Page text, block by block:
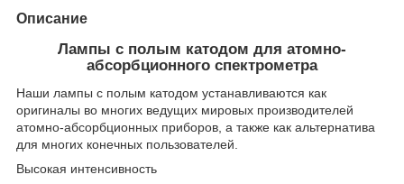
Описание
Лампы с полым катодом для атомно-
абсорбционного спектрометра
Наши лампы с полым катодом устанавливаются как
оригиналы во многих ведущих мировых производителей
атомно-абсорбционных приборов, а также как альтернатива
для многих конечных пользователей.
Высокая интенсивность